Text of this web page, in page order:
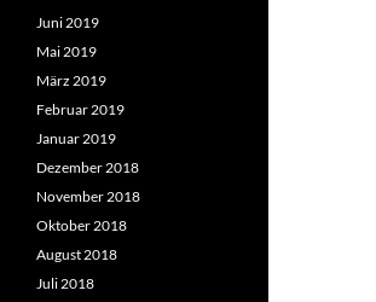
Juni 2019
Mai 2019
März 2019
Februar 2019
Januar 2019
Dezember 2018
November 2018
Oktober 2018
August 2018
Juli 2018